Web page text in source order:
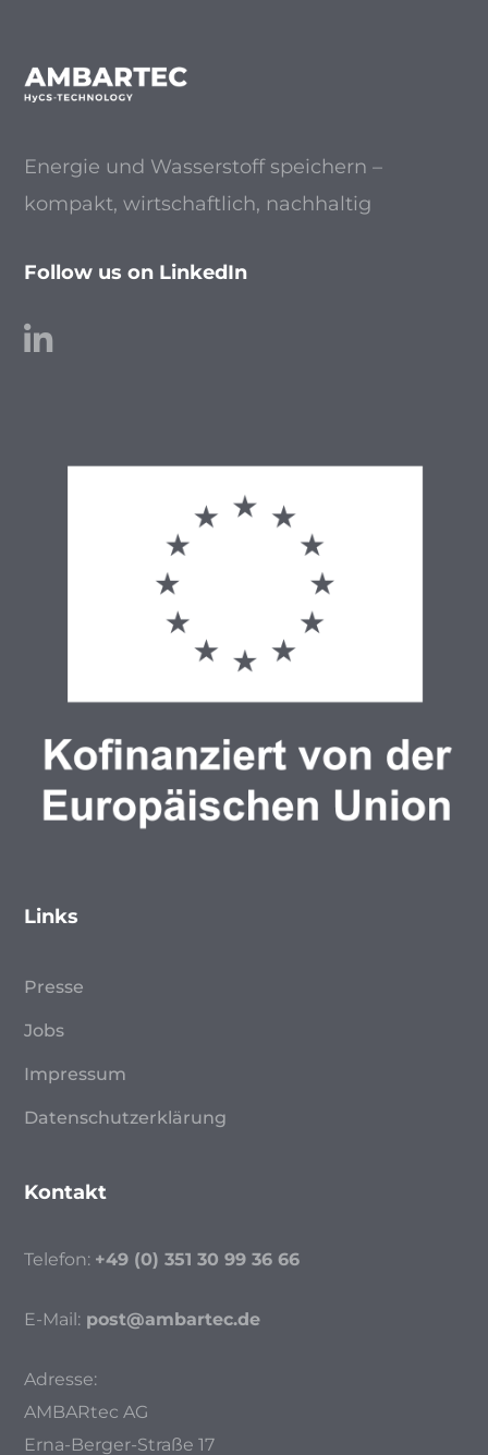
Energie und Wasserstoff speichern –
kompakt, wirtschaftlich, nachhaltig
Follow us on LinkedIn
Links
Presse
Jobs
Impressum
Datenschutzerklärung
Kontakt
Telefon: +49 (0) 351 30 99 36 66
E-Mail: post@ambartec.de
Adresse:
AMBARtec AG
Erna-Berger-Straße 17